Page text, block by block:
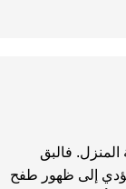
فالبق
يؤدي إلى ظهور طفح